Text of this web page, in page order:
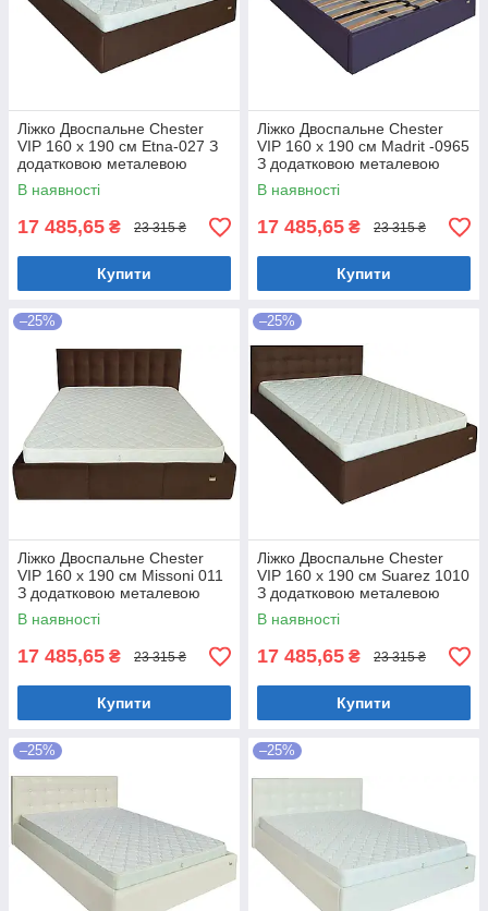
Ліжко Двоспальне Chester
VIP 160 х 190 см Etna-027 З
додатковою металевою
цільнозварною рамою
Коричневий
В наявності
17 485,65 ₴ 23 315 ₴
Купити
Ліжко Двоспальне Chester
VIP 160 х 190 см Madrit -0965
З додатковою металевою
цільнозварною рамою
Фіолетовий
В наявності
17 485,65 ₴ 23 315 ₴
Купити
–25%
Ліжко Двоспальне Chester
VIP 160 х 190 см Missoni 011
З додатковою металевою
цільнозварною рамою
Темно-коричневий
В наявності
17 485,65 ₴ 23 315 ₴
Купити
–25%
Ліжко Двоспальне Chester
VIP 160 х 190 см Suarez 1010
З додатковою металевою
цільнозварною рамою
Коричневий
В наявності
17 485,65 ₴ 23 315 ₴
Купити
–25% –25%